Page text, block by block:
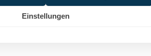
Einstellungen